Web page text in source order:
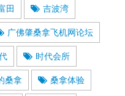
田 吉波湾
广佛肇桑拿飞机网论坛
时代会所
桑拿 桑拿体验